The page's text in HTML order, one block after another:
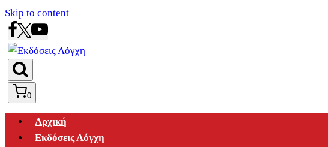
Skip to content
0
Αρχική
Εκδόσεις Λόγχη